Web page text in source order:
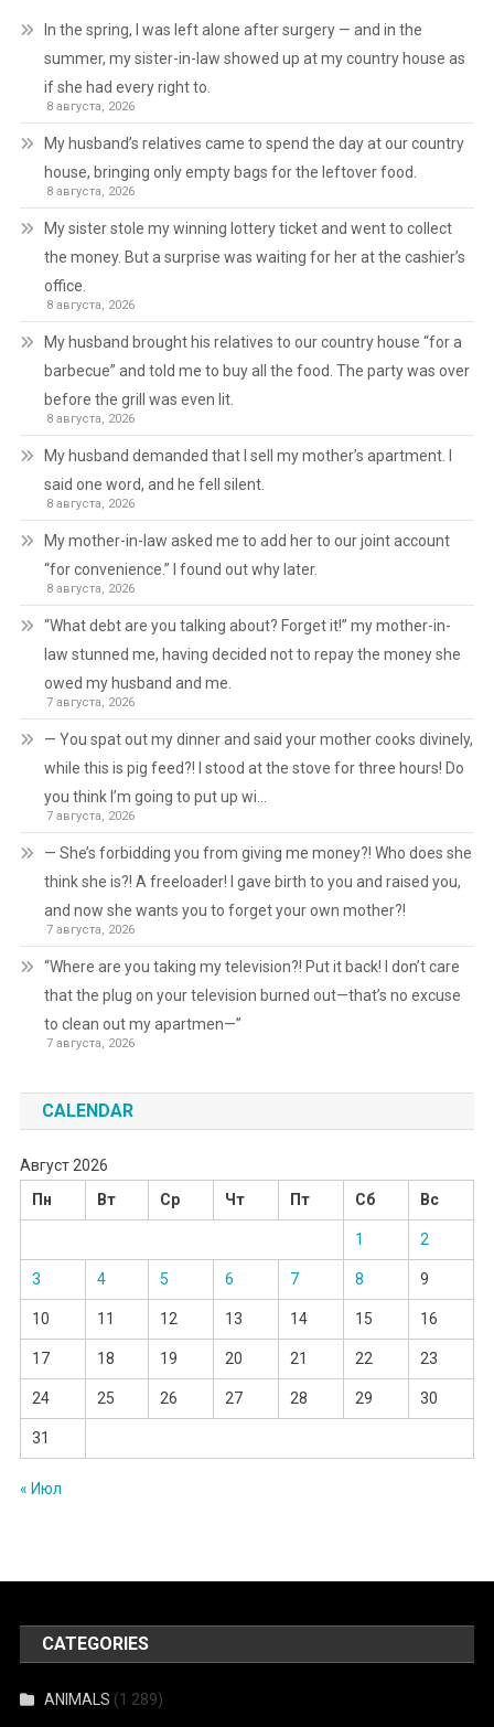
In the spring, I was left alone after surgery — and in the
summer, my sister-in-law showed up at my country house as
if she had every right to.
8 августа, 2026
My husband’s relatives came to spend the day at our country
house, bringing only empty bags for the leftover food.
8 августа, 2026
My sister stole my winning lottery ticket and went to collect
the money. But a surprise was waiting for her at the cashier’s
office.
8 августа, 2026
My husband brought his relatives to our country house “for a
barbecue” and told me to buy all the food. The party was over
before the grill was even lit.
8 августа, 2026
My husband demanded that I sell my mother’s apartment. I
said one word, and he fell silent.
8 августа, 2026
My mother-in-law asked me to add her to our joint account
“for convenience.” I found out why later.
8 августа, 2026
“What debt are you talking about? Forget it!” my mother-in-
law stunned me, having decided not to repay the money she
owed my husband and me.
7 августа, 2026
— You spat out my dinner and said your mother cooks divinely,
while this is pig feed?! I stood at the stove for three hours! Do
you think I’m going to put up wi…
7 августа, 2026
— She’s forbidding you from giving me money?! Who does she
think she is?! A freeloader! I gave birth to you and raised you,
and now she wants you to forget your own mother?!
7 августа, 2026
“Where are you taking my television?! Put it back! I don’t care
that the plug on your television burned out—that’s no excuse
to clean out my apartmen—”
7 августа, 2026
CALENDAR
Август 2026
Пн
Вт Ср Чт Пт Сб Вс
1 2
3 4 5 6 7 8 9
10 11 12 13 14 15 16
17 18 19 20 21 22 23
24 25 26 27 28 29 30
31
« Июл
CATEGORIES
ANIMALS (1 289)